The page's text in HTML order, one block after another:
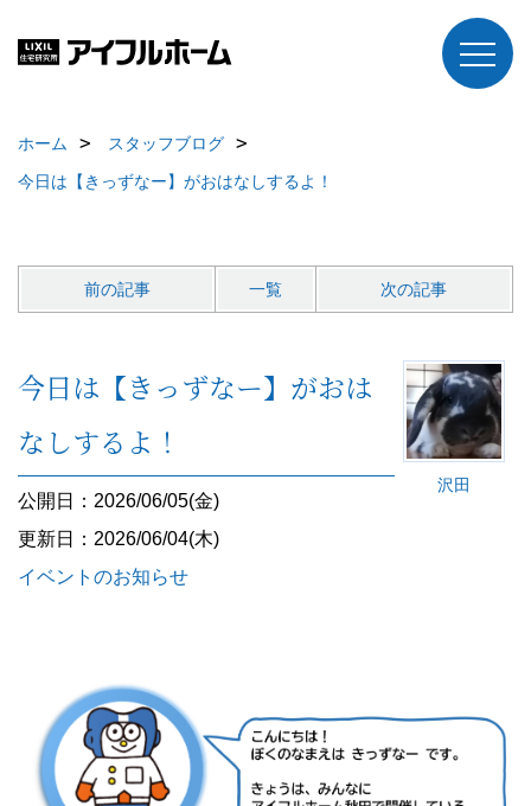
ホーム
スタッフブログ
今日は【きっずなー】がおはなしするよ！
前の記事 一覧 次の記事
沢田
今日は【きっずなー】がおは
なしするよ！
公開日：2026/06/05(金)
更新日：2026/06/04(木)
イベントのお知らせ